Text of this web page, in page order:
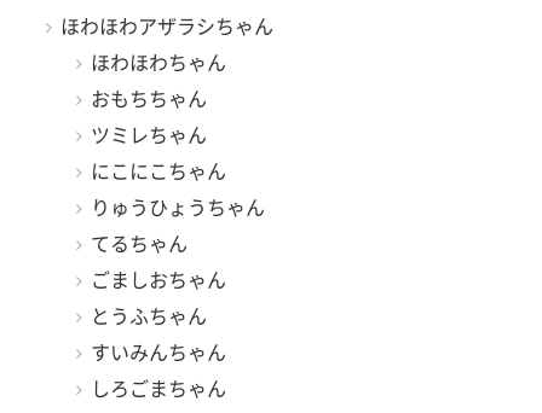
ほわほわアザラシちゃん
ほわほわちゃん
おもちちゃん
ツミレちゃん
にこにこちゃん
りゅうひょうちゃん
てるちゃん
ごましおちゃん
とうふちゃん
すいみんちゃん
しろごまちゃん